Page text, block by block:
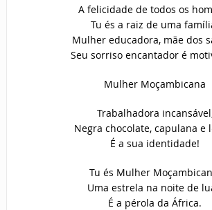
A felicidade de todos os
Tu és a raiz de uma
Mulher educadora, mãe dos
Seu sorriso encantador é
Mulher Moçambicana
Trabalhadora
Negra chocolate, capulana e
É a sua identidade!
Tu és Mulher
Uma estrela na noite de
É a pérola da África.